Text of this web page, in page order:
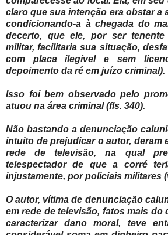
claro que sua intenção era obstar a
condicionando-a à chegada do
decerto, que ele, por ser
militar, facilitaria sua situação,
com placa ilegível e sem
depoimento da ré em juízo criminal).
Isso foi bem observado pelo
atuou na área criminal (fls. 340).
Não bastando a denunciação
intuito de prejudicar o autor, deram
rede de televisão, na qual
telespectador de que a corré
injustamente, por policiais militares
O autor, vítima de denunciação
em rede de televisão, fatos mais do
caracterizar dano moral, teve